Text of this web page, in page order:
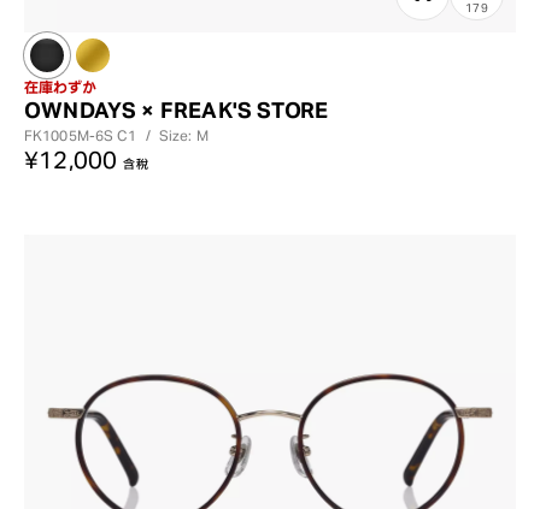
179
在庫わずか
OWNDAYS × FREAK'S STORE
FK1005M-6SC1 / Size: M
¥12,000 含稅